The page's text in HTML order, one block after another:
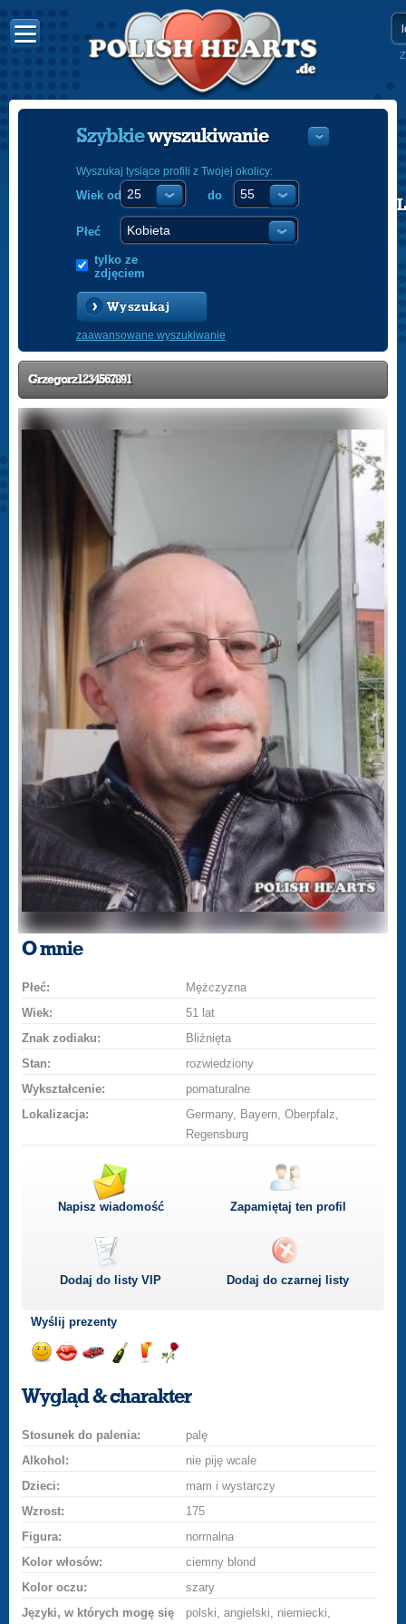
POLISH
Szybkiewyszukiwanie
Wyszukaj tysiące profili z Twojej okolicy:
Wiek od do
Płeć
tylko ze
zdjęciem
Wyszukaj
zaawansowane wyszukiwanie
Grzegorz1234567891
O mnie
Płeć:
Mężczyzna
Wiek:
51 lat
Znak zodiaku:
Bliźnięta
Stan:
rozwiedziony
Wykształcenie:
pomaturalne
Lokalizacja:
Germany, Bayern, Oberpfalz,
Regensburg
Napisz wiadomość Zapamiętaj ten profil
Dodaj do listyVIP Dodaj do czarnej listy
Wyślij prezenty
uśmiech
buziakasamochodem
szampana
drinka
różę
Wygląd & charakter
Stosunek do palenia:
palę
Alkohol:
nie piję wcale
Dzieci:
mam i wystarczy
Wzrost:
175
Figura:
normalna
Kolor włosów:
ciemny blond
Kolor oczu:
szary
Języki, w których mogę się
polski, angielski, niemiecki,